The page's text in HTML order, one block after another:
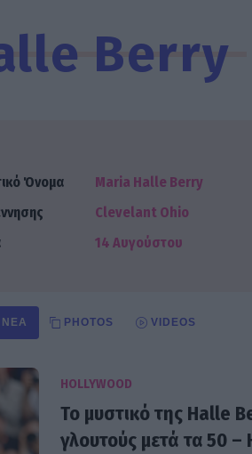
Berry
Όνομα
Maria Halle Berry
Clevelant Ohio
14 Αυγούστου
ΝΈΑ PHOTOS VIDEOS
HOLLYWOOD
Το μυστικό της Halle
γλουτούς μετά τα 50